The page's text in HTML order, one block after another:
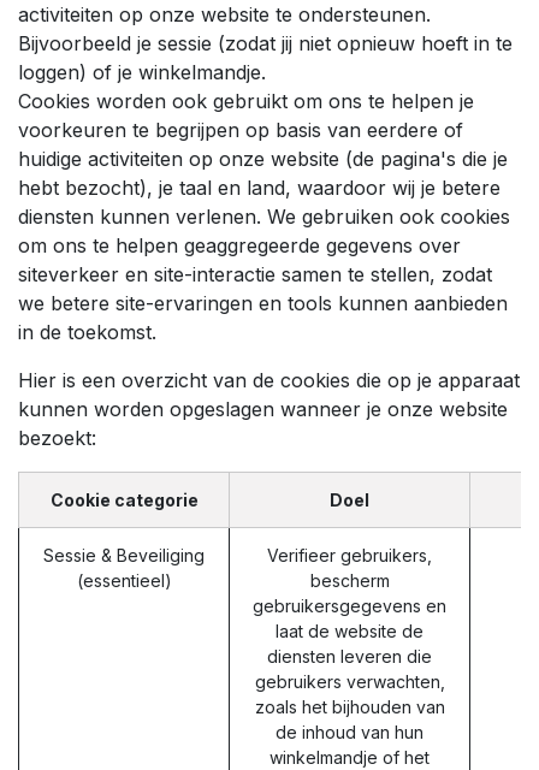
activiteiten op onze website te ondersteunen.
Bijvoorbeeld je sessie (zodat jij niet opnieuw hoeft in te
loggen) of je winkelmandje.
Cookies worden ook gebruikt om ons te helpen je
voorkeuren te begrijpen op basis van eerdere of
huidige activiteiten op onze website (de pagina's die je
hebt bezocht), je taal en land, waardoor wij je betere
diensten kunnen verlenen. We gebruiken ook cookies
om ons te helpen geaggregeerde gegevens over
siteverkeer en site-interactie samen te stellen, zodat
we betere site-ervaringen en tools kunnen aanbieden
in de toekomst.
Hier is een overzicht van de cookies die op je apparaat
kunnen worden opgeslagen wanneer je onze website
bezoekt:
Cookie categorie Doel
Sessie & Beveiliging
(essentieel)
Verifieer gebruikers,
bescherm
gebruikersgegevens en
laat de website de
diensten leveren die
gebruikers verwachten,
zoals het bijhouden van
de inhoud van hun
winkelmandje of het